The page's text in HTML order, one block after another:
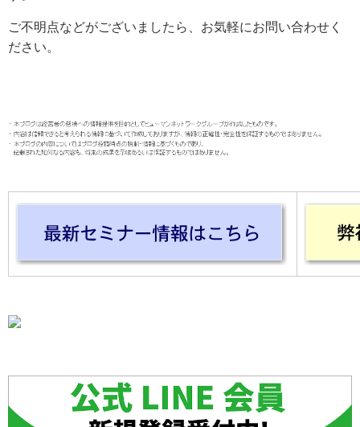
ご不明点などがございましたら、お気軽にお問い合わせく
ださい。